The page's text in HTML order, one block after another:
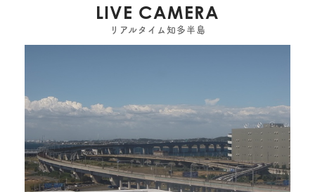
LIVE CAMERA
リアルタイム知多半島